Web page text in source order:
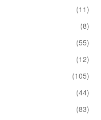
(11)
(8)
(55)
(12)
(105)
(44)
(83)